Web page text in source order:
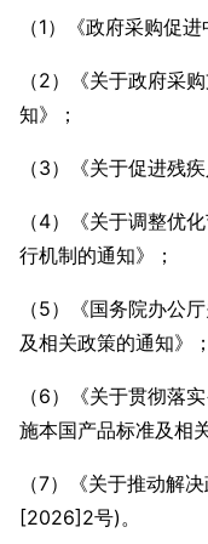
（1）《政府采购促
（2）《关于政府采
知》；
（3）《关于促进残
（4）《关于调整优
行机制的通知》；
（5）《国务院办公
及相关政策的通知》；
（6）《关于贯彻落
施本国产品标准及相
（7）《关于推动解
[2026]2号)。